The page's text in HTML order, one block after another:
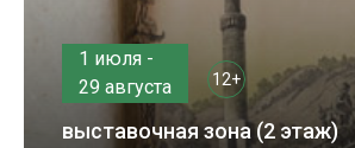
1 июля -
29 августа
12+
выставочная зона (2 этаж)